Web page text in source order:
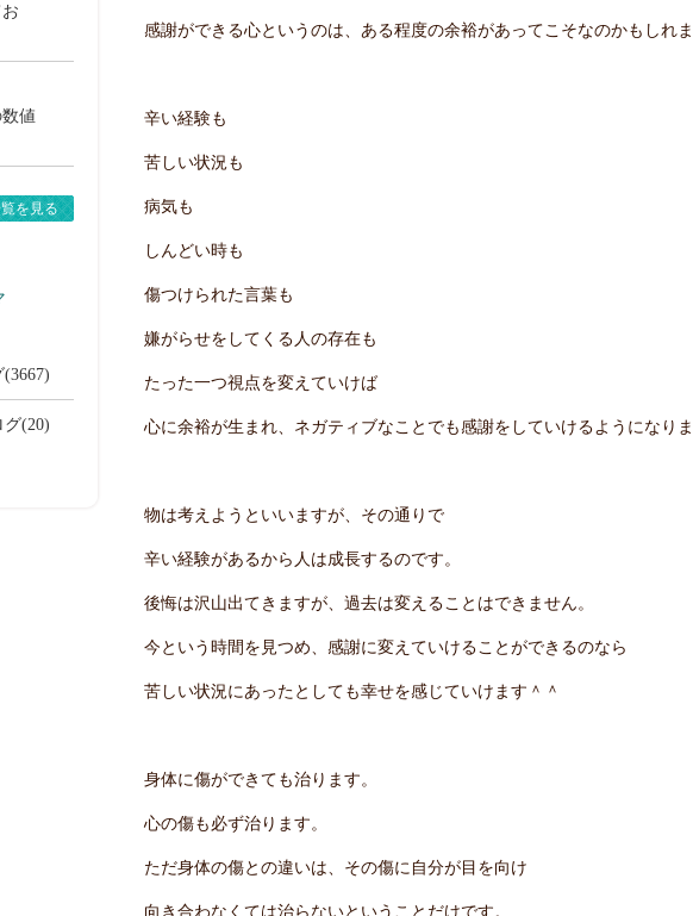
感謝ができる心というのは、ある程度の余裕があってこそなのかもしれ
辛い経験も
苦しい状況も
病気も
しんどい時も
傷つけられた言葉も
嫌がらせをしてくる人の存在も
たった一つ視点を変えていけば
心に余裕が生まれ、ネガティブなことでも感謝をしていけるようになり
物は考えようといいますが、その通りで
辛い経験があるから人は成長するのです。
後悔は沢山出てきますが、過去は変えることはできません。
今という時間を見つめ、感謝に変えていけることができるのなら
苦しい状況にあったとしても幸せを感じていけます＾＾
身体に傷ができても治ります。
心の傷も必ず治ります。
ただ身体の傷との違いは、その傷に自分が目を向け
向き合わなくては治らないということだけです。
値
を見る
(20)